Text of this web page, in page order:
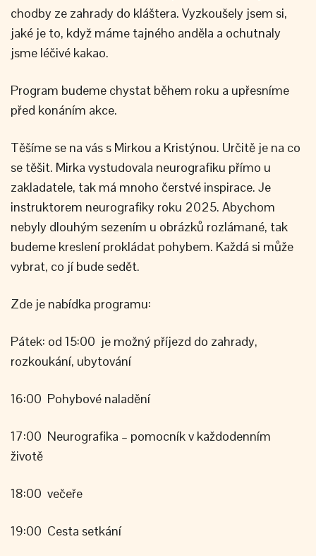
chodby ze zahrady do kláštera. Vyzkoušely jsem si,
jaké je to, když máme tajného anděla a ochutnaly
jsme léčivé kakao.
Program budeme chystat během roku a upřesníme
před konáním akce.
Těšíme se na vás s Mirkou a Kristýnou. Určitě je na co
se těšit. Mirka vystudovala neurografiku přímo u
zakladatele, tak má mnoho čerstvé inspirace. Je
instruktorem neurografiky roku 2025. Abychom
nebyly dlouhým sezením u obrázků rozlámané, tak
budeme kreslení prokládat pohybem. Každá si může
vybrat, co jí bude sedět.
Zde je nabídka programu:
Pátek: od 15:00 je možný příjezd do zahrady,
rozkoukání, ubytování
16:00 Pohybové naladění
17:00 Neurografika – pomocník v každodenním
životě
18:00 večeře
19:00 Cesta setkání